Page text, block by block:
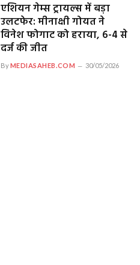
एशियन गेम्स ट्रायल्स में बड़ा
उलटफेर: मीनाक्षी गोयत ने
विनेश फोगाट को हराया, 6-4 से
दर्ज की जीत
ByMEDIASAHEB.COM 30/05/2026